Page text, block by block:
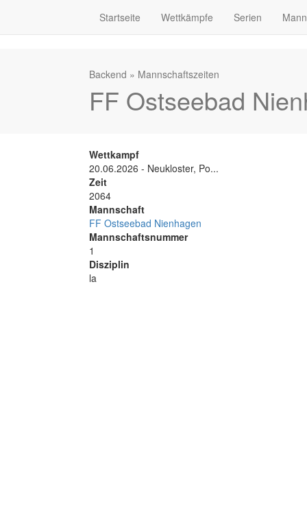
Startseite Wettkämpfe Serien
Backend » Mannschaftszeiten
FF Ostseebad
Wettkampf
20.06.2026 - Neukloster, Po...
Zeit
2064
Mannschaft
FF Ostseebad Nienhagen
Mannschaftsnummer
1
Disziplin
la